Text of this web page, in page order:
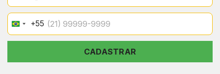
Brazil
+55
+55
CADASTRAR